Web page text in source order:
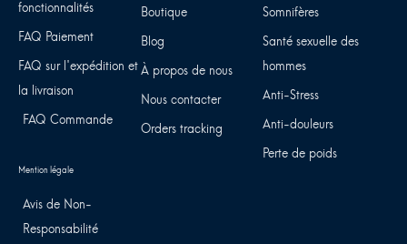
fonctionnalités
FAQ Paiement
FAQ sur l'expédition et
la livraison
FAQ Commande
Boutique
Blog
À propos de nous
Nous contacter
Orders tracking
Somnifères
Santé sexuelle des
hommes
Anti-Stress
Anti-douleurs
Perte de poids
Avis de Non-
Responsabilité